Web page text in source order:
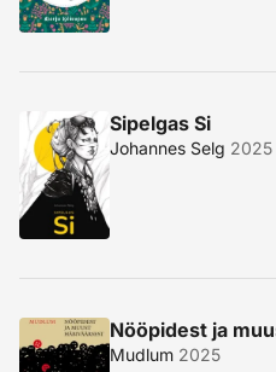
Sipelgas Si
Johannes Selg 2025
Nööpidest ja
Mudlum 2025